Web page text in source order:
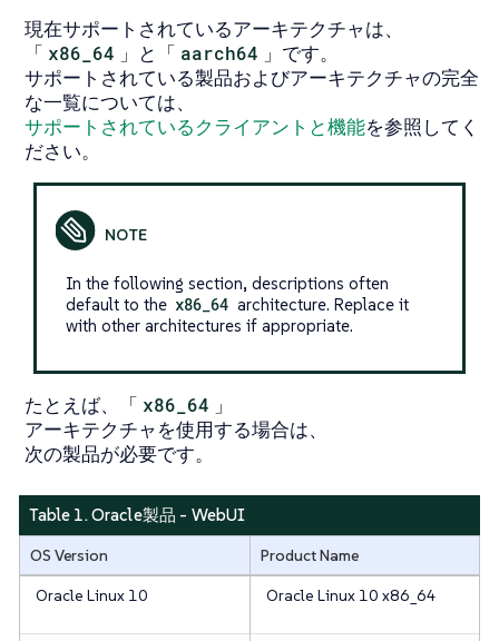
現在サポートされているアーキテクチャは、
「 x86_64 」と「 aarch64 」です。
サポートされている製品およびアーキテクチャの完全
な一覧については、
サポートされているクライアントと機能を参照してく
ださい。
In the following section, descriptions often
default to the x86_64 architecture. Replace it
with other architectures if appropriate.
たとえば、「 x86_64 」
アーキテクチャを使用する場合は、
次の製品が必要です。
Table 1. Oracle製品 - WebUI
OS Version
Product Name
Oracle Linux 10
Oracle Linux 10 x86_64